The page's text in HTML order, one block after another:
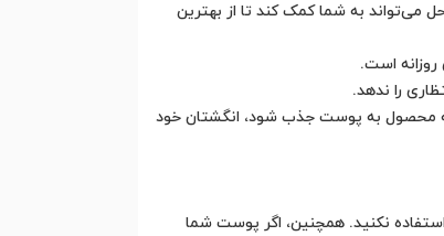
می‌تواند به شما کمک کند تا از بهترین
که محصول به پوست جذب شود، انگشتان خود
نکنید. همچنین، اگر پوست شما